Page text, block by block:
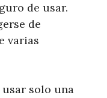
de usar.
de
varias
solo una